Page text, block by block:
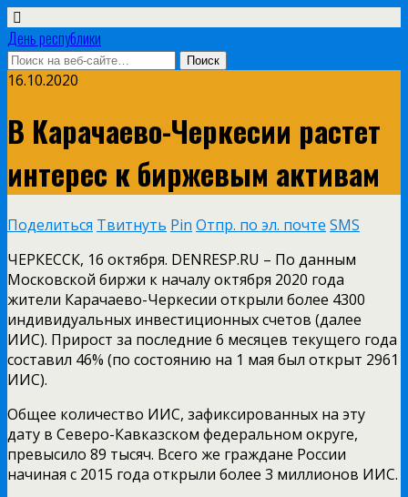
День республики
16.10.2020
В Карачаево-Черкесии растет
интерес к биржевым активам
Поделиться Твитнуть Pin Отпр. по эл. почте SMS
ЧЕРКЕССК, 16 октября. DENRESP.RU – По данным
Московской биржи к началу октября 2020 года
жители Карачаево-Черкесии открыли более 4300
индивидуальных инвестиционных счетов (далее
ИИС). Прирост за последние 6 месяцев текущего года
составил 46% (по состоянию на 1 мая был открыт 2961
ИИС).
Общее количество ИИС, зафиксированных на эту
дату в Северо-Кавказском федеральном округе,
превысило 89 тысяч. Всего же граждане России
начиная с 2015 года открыли более 3 миллионов ИИС.